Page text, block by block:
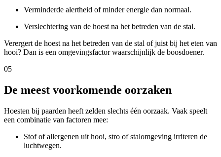
Verminderde alertheid of minder energie dan normaal.
Verslechtering van de hoest na het betreden van de stal.
Verergert de hoest na het betreden van de stal of juist bij het eten van
hooi? Dan is een omgevingsfactor waarschijnlijk de boosdoener.
05
De meest voorkomende oorzaken
Hoesten bij paarden heeft zelden slechts één oorzaak. Vaak speelt
een combinatie van factoren mee:
Stof of allergenen uit hooi, stro of stalomgeving irriteren de
luchtwegen.